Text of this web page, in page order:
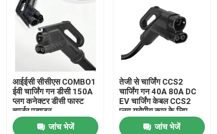
हमारे बारे में
ईवी चार्जर समाधान
ईवी चार्जिंग स्टेशन
आईईसी सीसीएस COMBO1
ईवी चार्जिंग गन डीसी 150A
प्लग कनेक्टर डीसी फास्ट
चार्जर एडाप्टर
जांच भेजें
तेजी से चार्जिंग CCS2
चार्जिंग गन 40A 80A DC
EV चार्जिंग केबल CCS2
प्लग यूरोपीय कार के लिए
जांच भेजें